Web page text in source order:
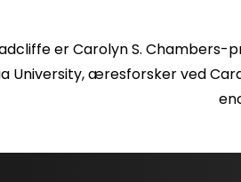
er Carolyn S. Chambers-
University, æresforsker ved